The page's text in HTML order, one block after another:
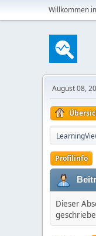
Willkommen
August 08,
Profilinfo
Dieser